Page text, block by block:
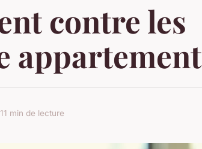
contre les
appartement
11 min de lecture